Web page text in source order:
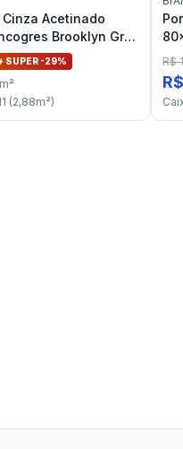
Acetinado
Brooklyn Grey
SUPER -29%
m²
(2,88m²)
R$